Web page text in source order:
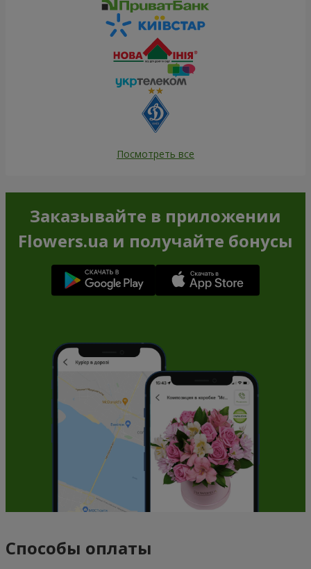
Посмотреть все
Заказывайте в приложении
Flowers.ua и получайте бонусы
Способы оплаты